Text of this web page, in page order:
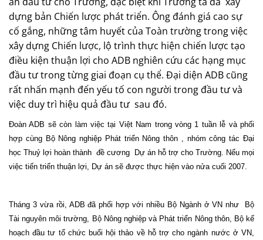
dựng bản Chiến lược phát triển. Ông đánh giá cao sự
cố gắng, những tâm huyết của Toàn trường trong việc
xây dựng Chiến lược, lộ trình thực hiện chiến lược tạo
điều kiện thuận lợi cho ADB nghiên cứu các hạng mục
đầu tư trong từng giai đoạn cụ thể. Đại diện ADB cũng
rất nhấn mạnh đến yếu tố con người trong đầu tư và
việc duy trì hiệu quả đầu tư sau đó.
Đoàn ADB sẽ còn làm việc tại Việt Nam trong vòng 1 tuần lễ và phối
hợp cùng Bộ Nông nghiệp Phát triển Nông thôn , nhóm công tác Đại
học Thuỷ lợi hoàn thành đề cương
Dự án hỗ trợ cho Trường. Nếu mọi
việc tiến triển thuận lợi, Dự án sẽ được thực hiện vào nửa cuối 2007.
Tháng 3 vừa rồi, ADB đã phối hợp với nhiều Bộ Ngành ở VN như
Bộ
Tài nguyên môi trường, Bộ Nông nghiệp và Phát triển Nông thôn, Bộ kế
hoạch đầu tư tổ chức buổi hội thảo về hỗ trợ cho ngành nước ở VN,